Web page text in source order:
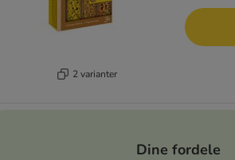
2 varianter
Dine fordele